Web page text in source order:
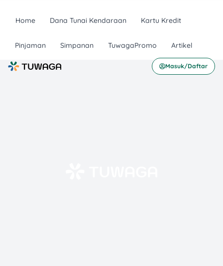
Home Dana Tunai Kendaraan Kartu Kredit
Pinjaman Simpanan TuwagaPromo Artikel
Masuk/Daftar